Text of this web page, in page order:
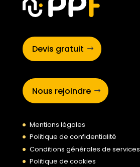
Devis gratuit
Nous rejoindre
Mentions légales
Politique de confidentialité
Conditions générales de services
Politique de cookies